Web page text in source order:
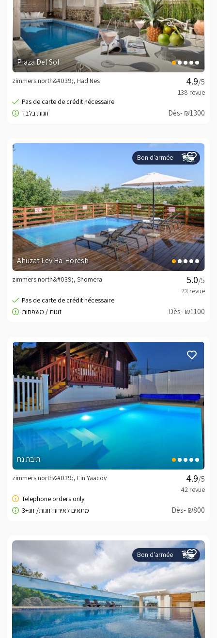
Piaza Del Sol
/5
zimmers north&#039;, Had Nes
Dès- ₪1300
Bon d'armée
Ahuzat Lev Ha-Horesh
/5
zimmers north&#039;, Shomera
Dès- ₪1100
תיבת נח
/5
zimmers north&#039;, Ein Yaacov
Dès- ₪800
Bon d'armée